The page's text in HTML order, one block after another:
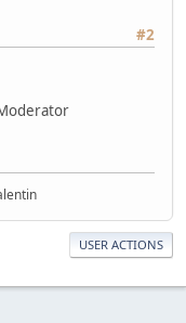
#2
USER ACTIONS